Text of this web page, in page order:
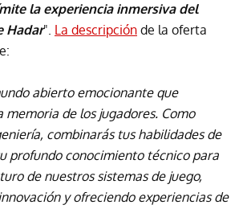
la experiencia inmersiva del
Hadar". La descripción de la oferta
abierto emocionante que
memoria de los jugadores. Como
combinarás tus habilidades de
profundo conocimiento técnico para
de nuestros sistemas de juego,
y ofreciendo experiencias de